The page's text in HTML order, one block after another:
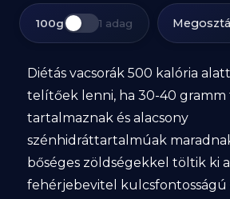
100g 1 adag
Diétás vacsorák 500 kalória
telítőek lenni, ha 30-40
tartalmaznak és alacsony
szénhidráttartalmúak
bőséges zöldségekkel töltik ki
fehérjebevitel kulcsfontosságú